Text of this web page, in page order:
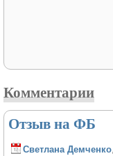
Комментарии
Отзыв на ФБ
Светлана Демченко